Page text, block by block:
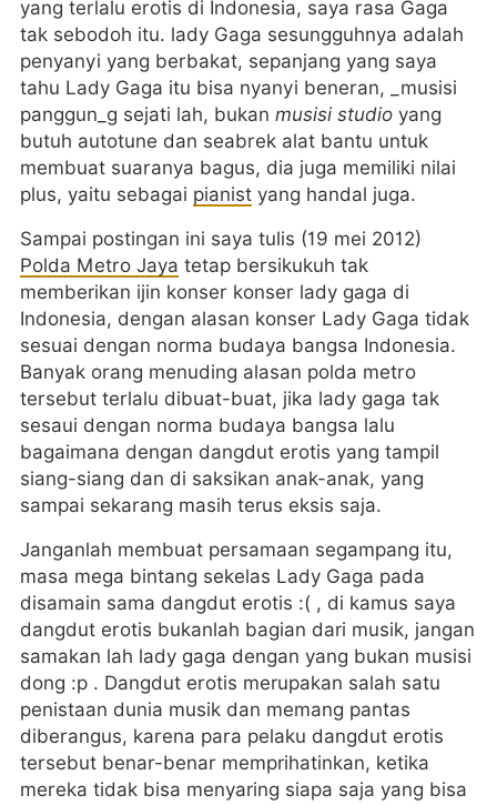
yang terlalu erotis di Indonesia, saya rasa Gaga
tak sebodoh itu. lady Gaga sesungguhnya adalah
penyanyi yang berbakat, sepanjang yang saya
tahu Lady Gaga itu bisa nyanyi beneran, _musisi
panggun_g sejati lah, bukan musisi studioyang
butuh autotune dan seabrek alat bantu untuk
membuat suaranya bagus, dia juga memiliki nilai
plus, yaitu sebagai pianistyang handal juga.
Sampai postingan ini saya tulis (19 mei 2012)
Polda Metro Jaya tetap bersikukuh tak
memberikan ijin konser konser lady gaga di
Indonesia, dengan alasan konser Lady Gaga tidak
sesuai dengan norma budaya bangsa Indonesia.
Banyak orang menuding alasan polda metro
tersebut terlalu dibuat-buat, jika lady gaga tak
sesaui dengan norma budaya bangsa lalu
bagaimana dengan dangdut erotis yang tampil
siang-siang dan di saksikan anak-anak, yang
sampai sekarang masih terus eksis saja.
Janganlah membuat persamaan segampang itu,
masa mega bintang sekelas Lady Gaga pada
disamain sama dangdut erotis :( , di kamus saya
dangdut erotis bukanlah bagian dari musik, jangan
samakan lah lady gaga dengan yang bukan musisi
dong :p . Dangdut erotis merupakan salah satu
penistaan dunia musik dan memang pantas
diberangus, karena para pelaku dangdut erotis
tersebut benar-benar memprihatinkan, ketika
mereka tidak bisa menyaring siapa saja yang bisa